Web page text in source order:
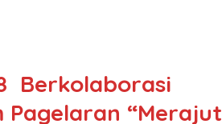
Berkolaborasi
“Merajut